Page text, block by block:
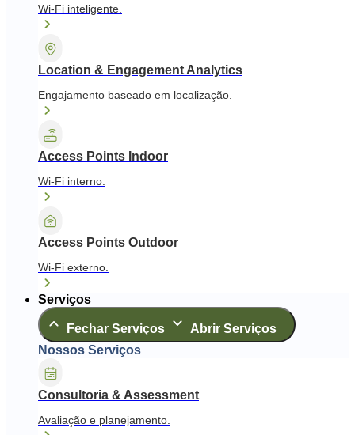
Wi-Fi inteligente.
Location & Engagement Analytics
Engajamento baseado em localização.
Access Points Indoor
Wi-Fi interno.
Access Points Outdoor
Wi-Fi externo.
Serviços
Fechar Serviços
Abrir Serviços
Nossos Serviços
Consultoria & Assessment
Avaliação e planejamento.